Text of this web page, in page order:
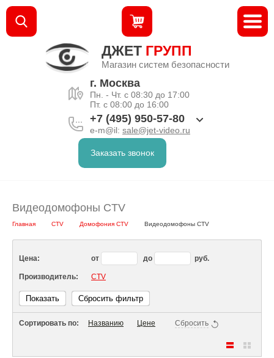
ДЖЕТ ГРУПП
Магазин систем безопасности
г. Москва
Пн. - Чт. с 08:30 до 17:00
Пт. с 08:00 до 16:00
+7 (495) 950-57-80
e-m@il: sale@jet-video.ru
Заказать звонок
Видеодомофоны CTV
Главная CTV Домофония CTV Видеодомофоны CTV
Цена: от до руб.
Производитель: CTV
Показать Сбросить фильтр
Сортировать по: Названию Цене Сбросить